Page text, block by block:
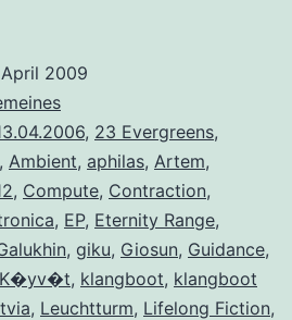
2009
, 23 Evergreens,
, Ambient, aphilas, Artem,
, Compute, Contraction,
, EP, Eternity Range,
, giku, Giosun, Guidance,
K�yv�t, klangboot, klangboot
, Leuchtturm, Lifelong Fiction,